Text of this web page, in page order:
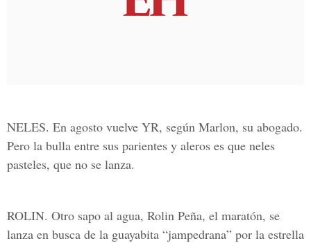
NELES. En agosto vuelve YR, según Marlon, su abogado.
Pero la bulla entre sus parientes y aleros es que neles
pasteles, que no se lanza.
ROLIN. Otro sapo al agua, Rolin Peña, el maratón, se
lanza en busca de la guayabita “jampedrana” por la estrella